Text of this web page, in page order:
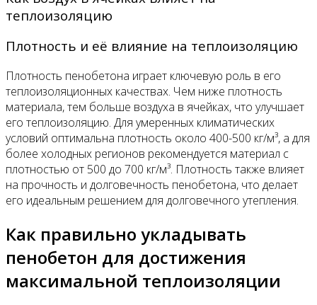
теплоизоляцию
Плотность и её влияние на теплоизоляцию
Плотность пенобетона играет ключевую роль в его
теплоизоляционных качествах. Чем ниже плотность
материала, тем больше воздуха в ячейках, что улучшает
его теплоизоляцию. Для умеренных климатических
условий оптимальна плотность около 400-500 кг/м³, а для
более холодных регионов рекомендуется материал с
плотностью от 500 до 700 кг/м³. Плотность также влияет
на прочность и долговечность пенобетона, что делает
его идеальным решением для долговечного утепления.
Как правильно укладывать
пенобетон для достижения
максимальной теплоизоляции